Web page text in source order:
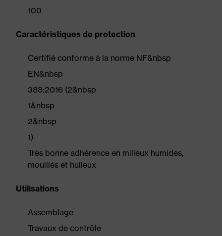
100
Caractéristiques de protection
Certifié conforme à la norme NF&nbsp
EN&nbsp
388:2016 (2&nbsp
1&nbsp
2&nbsp
1)
Très bonne adhérence en milieux humides,
mouillés et huileux
Utilisations
Assemblage
Travaux de contrôle